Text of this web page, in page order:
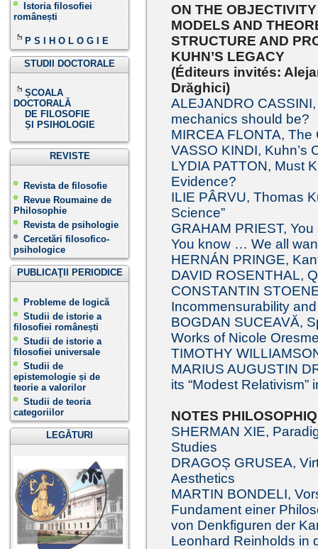
Istoria filosofiei
românești
P S I H O L O G I E
STUDII DOCTORALE
ȘCOALA
DOCTORALĂ
DE FILOSOFIE
ȘI PSIHOLOGIE
REVISTE
Revista de filosofie
Revue Roumaine de
Philosophie
Revista de psihologie
Cercetări filosofico-
psihologice
PUBLICAŢII PERIODICE
Probleme de logică
Studii de istorie a
filosofiei românești
Studii de istorie a
filosofiei universale
Studii de
epistemologie și de
teorie a valorilor
Studii de teoria
categoriilor
LEGĂTURI
ON THE
MODELS AND
STRUCTURE AND
KUHN’S LEGACY
(Éditeurs invités:
Drăghici)
ALEJANDRO
mechanics should be?
MIRCEA FLONTA,
VASSO KINDI, Kuhn’s
LYDIA PATTON, Must
Evidence?
ILIE PÂRVU, Thomas
Science”
GRAHAM PRIEST,
You know … We all
HERNÁN PRINGE,
DAVID ROSENTHAL,
CONSTANTIN
Incommensurability
BOGDAN SUCEAVĂ,
Works of Nicole
TIMOTHY
MARIUS AUGUSTIN
its “Modest
NOTES
SHERMAN XIE,
Studies
DRAGOȘ GRUSEA,
Aesthetics
MARTIN BONDELI,
Fundament einer
von Denkfiguren der
Leonhard Reinholds in